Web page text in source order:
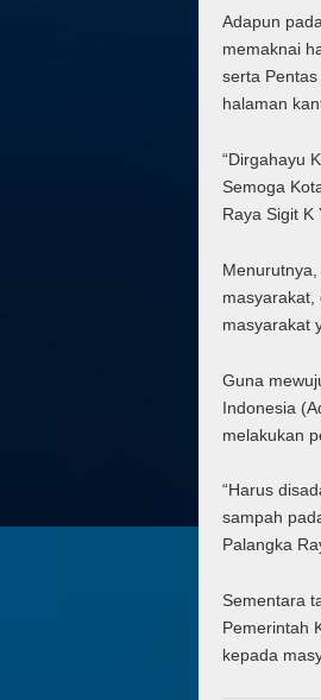
Adapun
memaknai
serta
halaman
“Dirgahayu
Semoga
Raya Sigit K
masyarakat,
masyarakat
Guna
Indonesia
melakukan
“Harus
sampah
Palangka
Sementara
Pemerintah
kepada